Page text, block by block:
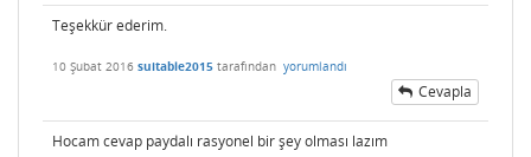
Teşekkür ederim.
10 Şubat 2016 suitable2015 tarafından yorumlandı
Cevapla
Hocam cevap paydalı rasyonel bir şey olması lazım